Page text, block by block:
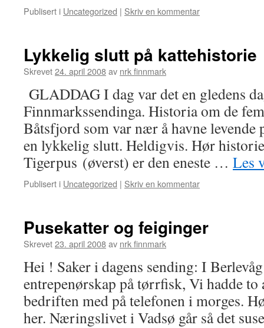
Publisert i Uncategorized | Skriv en kommentar
Lykkelig slutt på kattehistorie
Skrevet24. april 2008av nrk finnmark
GLADDAG I dag var det en gledens
Finnmarkssendinga. Historia om de
Båtsfjord som var nær å havne
en lykkelig slutt. Heldigvis. Hør
Tigerpus (øverst) er den eneste … Les
Publisert i Uncategorized | Skriv en kommentar
Pusekatter og feiginger
Skrevet23. april 2008av nrk finnmark
Hei ! Saker i dagens sending: I
entrepenørskap på tørrfisk, Vi hadde to
bedriften med på telefonen i morges.
her. Næringslivet i Vadsø går så det